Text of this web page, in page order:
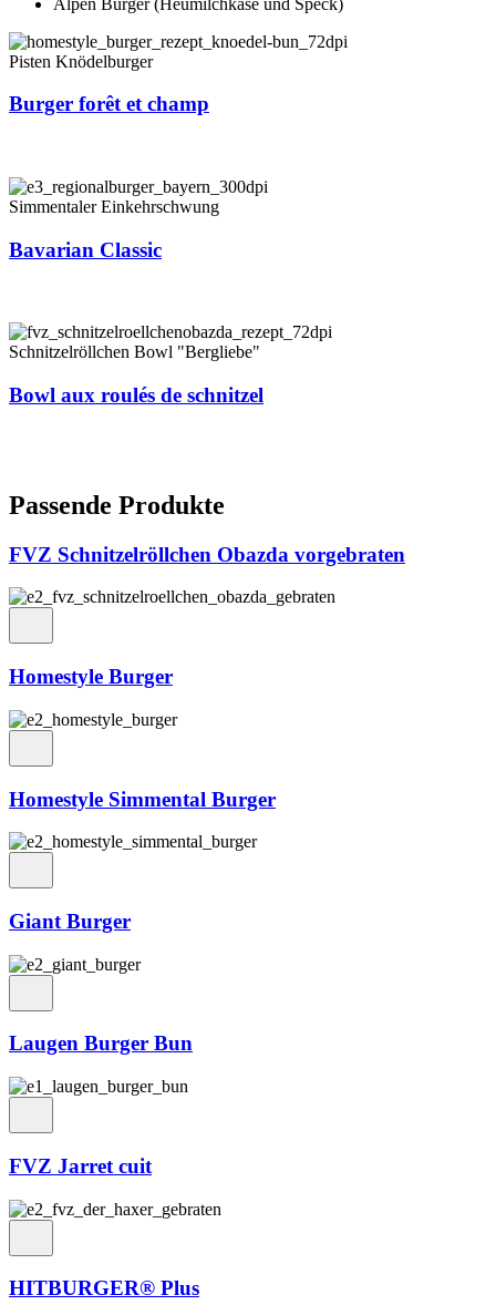
Pisten Knödelburger
Burger forêt et champ
Simmentaler Einkehrschwung
Bavarian Classic
Schnitzelröllchen Bowl "Bergliebe"
Bowl aux roulés de schnitzel
Passende Produkte
FVZ Schnitzelröllchen Obazda vorgebraten
Homestyle Burger
Homestyle Simmental Burger
Giant Burger
Laugen Burger Bun
FVZ Jarret cuit
HITBURGER® Plus